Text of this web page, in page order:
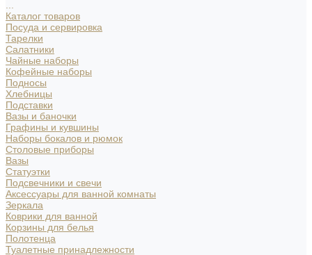
Каталог товаров
Посуда и сервировка
Тарелки
Салатники
Чайные наборы
Кофейные наборы
Подносы
Хлебницы
Подставки
Вазы и баночки
Графины и кувшины
Наборы бокалов и рюмок
Столовые приборы
Вазы
Статуэтки
Подсвечники и свечи
Аксессуары для ванной комнаты
Зеркала
Коврики для ванной
Корзины для белья
Полотенца
Туалетные принадлежности